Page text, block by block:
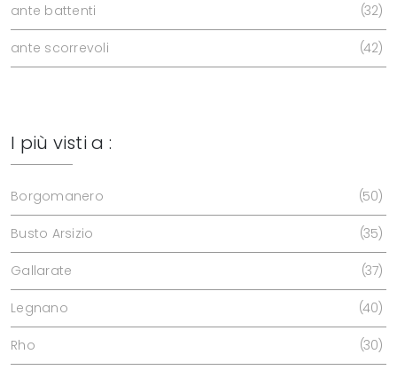
ante battenti 32
ante scorrevoli 42
I più visti a :
Borgomanero 50
Busto Arsizio 35
Gallarate 37
Legnano 40
Rho 30